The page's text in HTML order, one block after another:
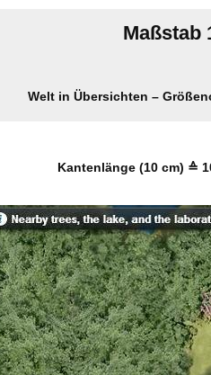
Maßstab
Welt in Übersichten –
Kantenlänge (10 cm) ≙